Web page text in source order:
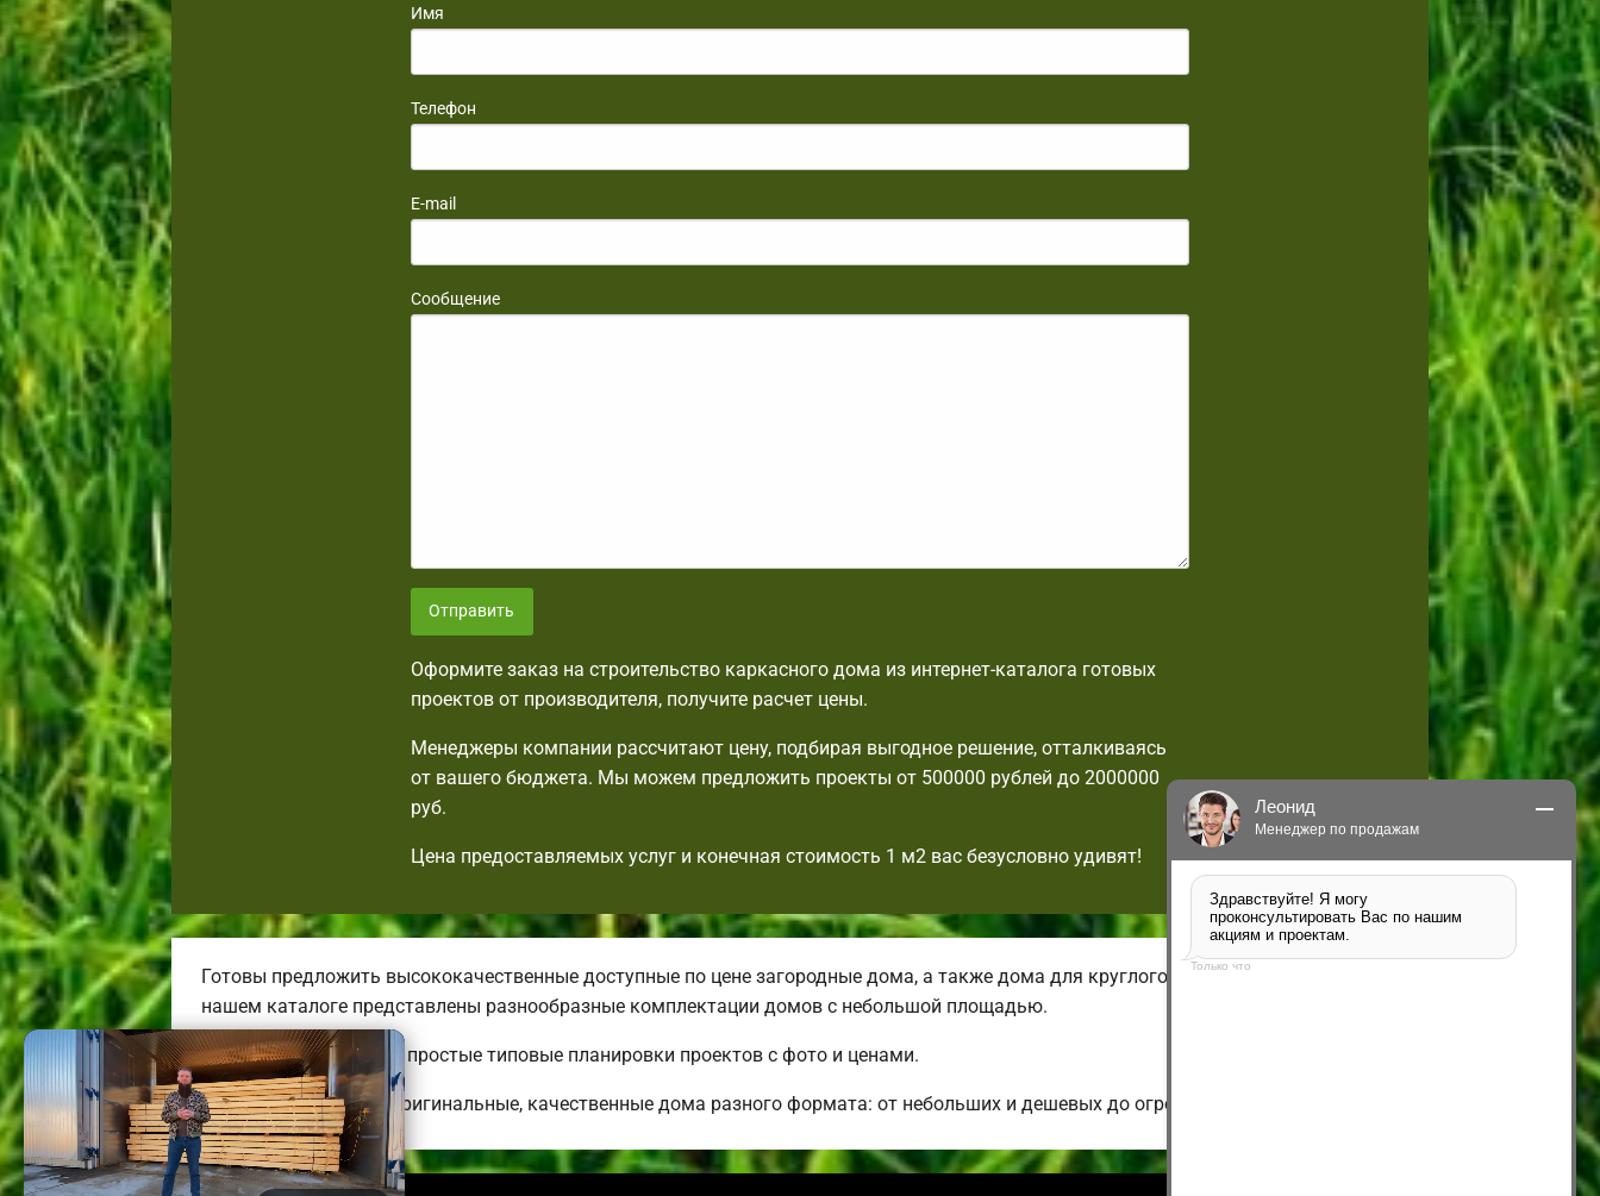
Имя
Телефон
E-mail
Сообщение
Отправить
Оформите заказ на строительство каркасного дома из интернет-каталога готовых
проектов от производителя, получите расчет цены.
Менеджеры компании рассчитают цену, подбирая выгодное решение, отталкиваясь
от вашего бюджета. Мы можем предложить проекты от 500000 рублей до 2000000
руб.
Цена предоставляемых услуг и конечная стоимость 1 м2 вас безусловно удивят!
Готовы предложить высококачественные доступные по цене загородные дома, а также дома для круглогодичного проживания. В
нашем каталоге представлены разнообразные комплектации домов с небольшой площадью.
Тут вы всегда найдете простые типовые планировки проектов с фото и ценами.
Строим практичные, оригинальные, качественные дома разного формата: от небольших и дешевых до огромных коттеджей.
Леонид
Менеджер по продажам
Здравствуйте! Я могу
проконсультировать Вас по нашим
акциям и проектам.
Только что